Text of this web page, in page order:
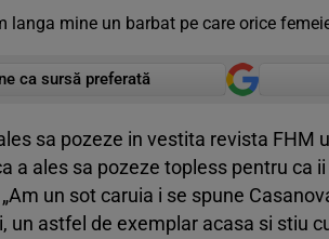
ca sursă preferată
sa pozeze in vestita revista FHM
a ales sa pozeze topless pentru ca
un sot caruia i se spune
un astfel de exemplar acasa si stiu